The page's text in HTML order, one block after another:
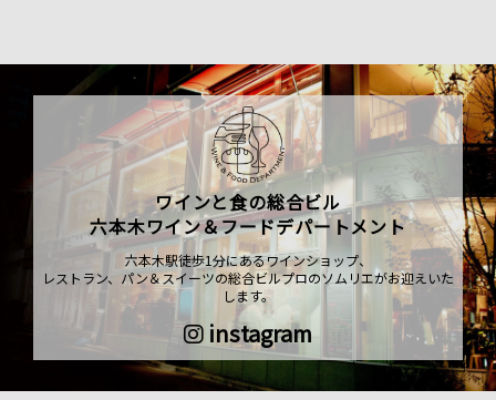
ワインと食の総合ビル
六本木ワイン＆フードデパートメント
六本木駅徒歩1分にあるワインショップ、
レストラン、パン＆スイーツの総合ビルプロのソムリエがお迎えいた
します。
instagram